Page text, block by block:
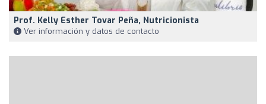
Prof. Kelly Esther Tovar Peña, Nutricionista
Ver información y datos de contacto